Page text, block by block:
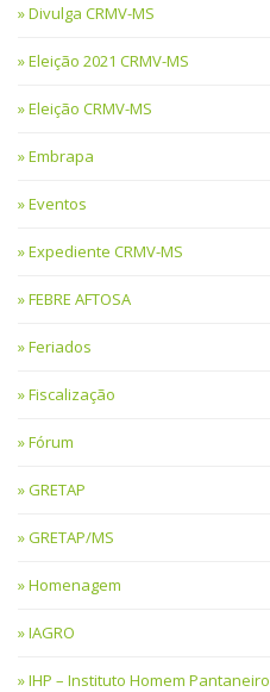
Divulga CRMV-MS
Eleição 2021 CRMV-MS
Eleição CRMV-MS
Embrapa
Eventos
Expediente CRMV-MS
FEBRE AFTOSA
Feriados
Fiscalização
Fórum
GRETAP
GRETAP/MS
Homenagem
IAGRO
IHP – Instituto Homem Pantaneiro